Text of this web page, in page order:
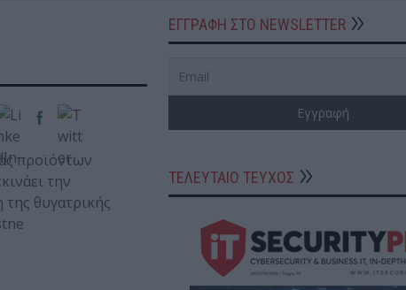
προϊόντων
την
θυγατρικής
ΕΓΓΡΑΦΗ ΣΤΟ NEWSLETTER
ΤΕΛΕΥΤΑΙΟ ΤΕΥΧΟΣ